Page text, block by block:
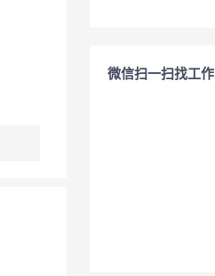
微信扫一扫找工作